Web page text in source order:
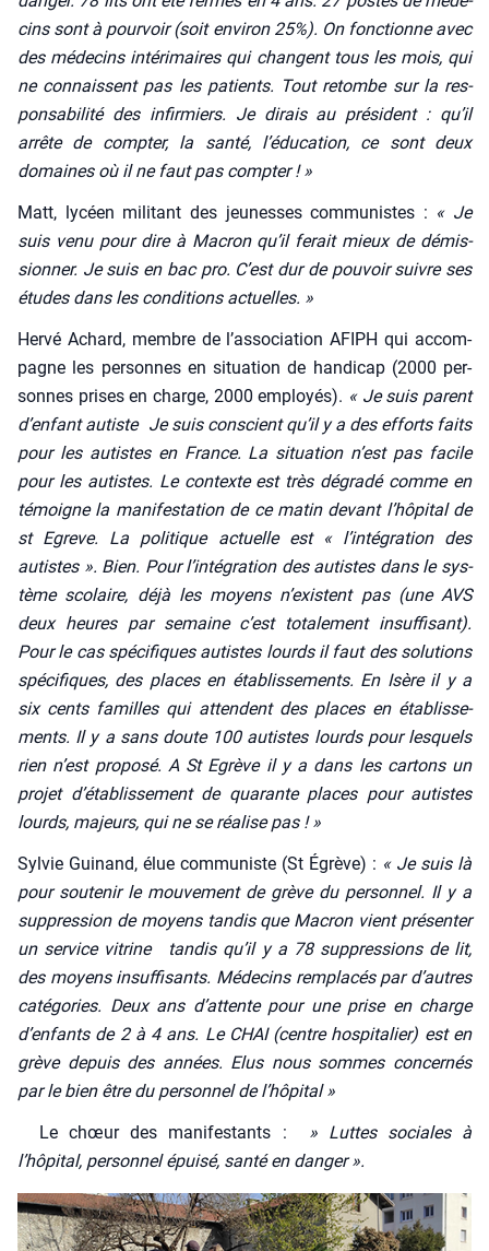
cins sont à pour­voir (soit envi­ron 25%). On fonc­tionne avec
des méde­cins inté­ri­maires qui changent tous les mois, qui
ne connaissent pas les patients. Tout retombe sur la res­
pon­sa­bi­li­té des infir­miers. Je dirais au pré­sident : qu’il
arrête de comp­ter, la san­té, l’éducation, ce sont deux
domaines où il ne faut pas comp­ter ! »
Matt, lycéen mili­tant des jeu­nesses com­mu­nistes : « Je
suis venu pour dire à Macron qu’il ferait mieux de démis­
sion­ner. Je suis en bac pro. C’est dur de pou­voir suivre ses
études dans les condi­tions actuelles. »
Her­vé Achard, membre de l’association AFIPH qui accom­
pagne les per­sonnes en situa­tion de han­di­cap (2000 per­
sonnes prises en charge, 2000 employés). « Je suis parent
d’enfant autiste Je suis conscient qu’il y a des efforts faits
pour les autistes en France. La situa­tion n’est pas facile
pour les autistes. Le contexte est très dégra­dé comme en
témoigne la mani­fes­ta­tion de ce matin devant l’hôpital de
st Egreve. La poli­tique actuelle est « l’intégration des
autistes ». Bien. Pour l’intégration des autistes dans le sys­
tème sco­laire, déjà les moyens n’existent pas (une AVS
deux heures par semaine c’est tota­le­ment insuf­fi­sant).
Pour le cas spé­ci­fiques autistes lourds il faut des solu­tions
spé­ci­fiques, des places en éta­blis­se­ments. En Isère il y a
six cents familles qui attendent des places en éta­blis­se­
ments. Il y a sans doute 100 autistes lourds pour les­quels
rien n’est pro­po­sé. A St Egrève il y a dans les car­tons un
pro­jet d’établissement de qua­rante places pour autistes
lourds, majeurs, qui ne se réa­lise pas ! »
Syl­vie Gui­nand, élue com­mu­niste (St Égrève) : « Je suis là
pour sou­te­nir le mou­ve­ment de grève du per­son­nel. Il y a
sup­pres­sion de moyens tan­dis que Macron vient pré­sen­ter
un ser­vice vitrine tan­dis qu’il y a 78 sup­pres­sions de lit,
des moyens insuf­fi­sants. Méde­cins rem­pla­cés par d’autres
caté­go­ries. Deux ans d’attente pour une prise en charge
d’enfants de 2 à 4 ans. Le CHAI (centre hos­pi­ta­lier) est en
grève depuis des années. Elus nous sommes concer­nés
par le bien être du per­son­nel de l’hôpital »
Le chœur des mani­fes­tants :
» Luttes sociales à
l’hôpital, per­son­nel épui­sé, san­té en dan­ger ».